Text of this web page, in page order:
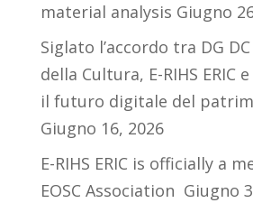
material analysis Giugno
Siglato l’accordo tra DG
della Cultura, E-RIHS ERIC
il futuro digitale del
Giugno 16, 2026
E-RIHS ERIC is officially a
EOSC Association Giugno